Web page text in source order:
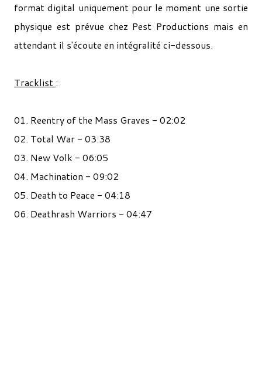
format digital uniquement pour le moment une sortie
physique est prévue chez Pest Productions mais en
attendant il s'écoute en intégralité ci-dessous.
Tracklist :
01. Reentry of the Mass Graves - 02:02
02. Total War - 03:38
03. New Volk - 06:05
04. Machination - 09:02
05. Death to Peace - 04:18
06. Deathrash Warriors - 04:47